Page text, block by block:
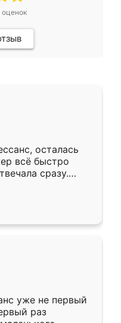
оценок
осталась
всё быстро
сразу.
подошёл к
Собрали
даже
уже не первый
раз